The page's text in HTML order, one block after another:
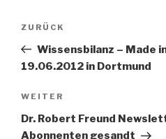
Beitrags-
Vorheriger
Beitrag
ZURÜCK
Wissensbilanz – Made
19.06.2012 in Dortmund
Nächster
Beitrag
WEITER
Dr. Robert Freund
Abonnenten gesandt